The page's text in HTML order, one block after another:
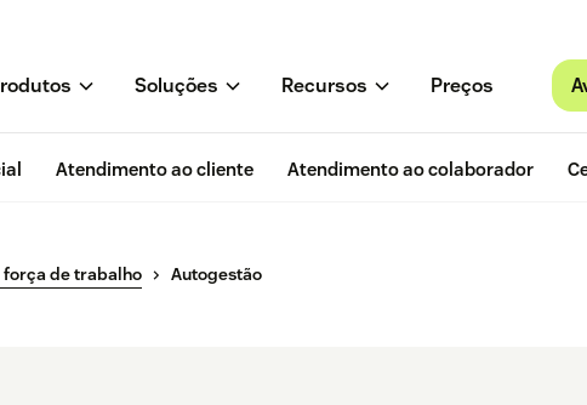
Soluções Recursos Preços
Atendimento ao cliente Atendimento ao colaborador
força de trabalho Autogestão